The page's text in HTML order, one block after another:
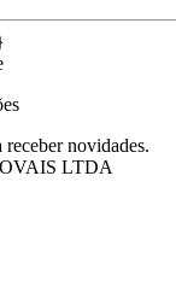
receber novidades.